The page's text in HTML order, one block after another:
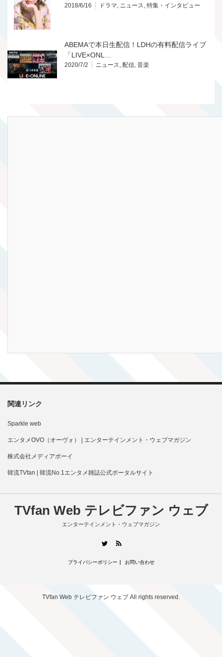
2018/6/16 ドラマ, ニュース, 特集・インタビュー
ABEMAで本日生配信！LDHの有料配信ライブ
「LIVE×ONL…
2020/7/2 ニュース, 配信, 音楽
関連リンク
Sparkle web
エンタメOVO（オーヴォ） | エンターテインメント・ウェブマガジン
株式会社メディアボーイ
韓流TVfan | 韓流No.1エンタメ雑誌公式ポータルサイト
TVfan Web テレビファン ウェブ
エンターテインメント・ウェブマガジン
Twitter
プライバシーポリシー お問い合わせ
TVfan Web テレビファン ウェブ All rights reserved.